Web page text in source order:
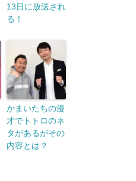
13日に放送され
る！
かまいたちの漫
才でトトロのネ
タがあるがその
内容とは？